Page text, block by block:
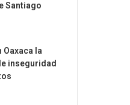
Santiago
Oaxaca la
inseguridad